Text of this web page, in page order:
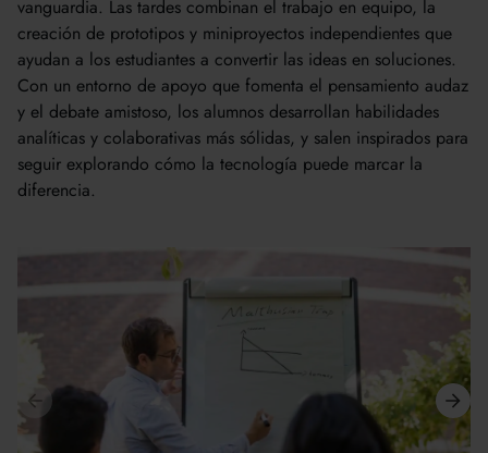
vanguardia. Las tardes combinan el trabajo en equipo, la
creación de prototipos y miniproyectos independientes que
ayudan a los estudiantes a convertir las ideas en soluciones.
Con un entorno de apoyo que fomenta el pensamiento audaz
y el debate amistoso, los alumnos desarrollan habilidades
analíticas y colaborativas más sólidas, y salen inspirados para
seguir explorando cómo la tecnología puede marcar la
diferencia.